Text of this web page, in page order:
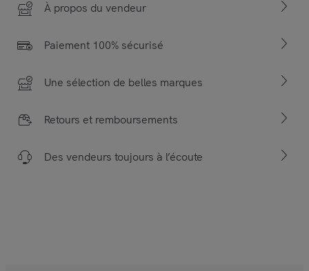
À propos du vendeur
Paiement 100% sécurisé
Une sélection de belles marques
Retours et remboursements
Des vendeurs toujours à l’écoute